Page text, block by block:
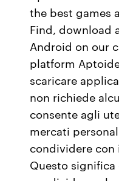
the best games
Find, download
Android on our
platform
scaricare
non richiede
consente agli
mercati
condividere con
Questo